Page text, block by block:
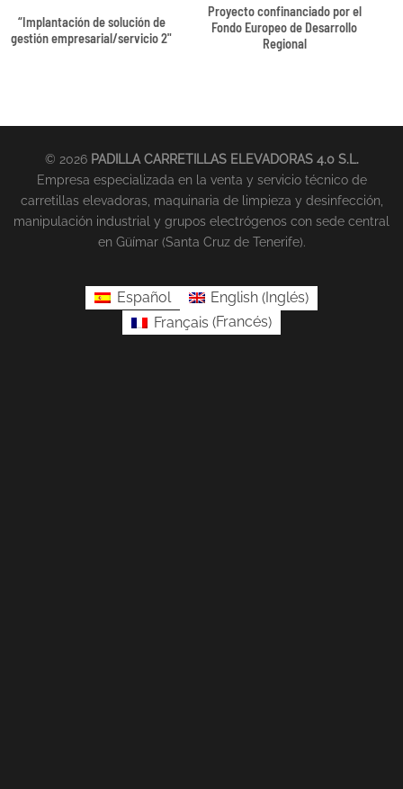
“Implantación de solución de
gestión empresarial/servicio 2"
Proyecto confinanciado por el
Fondo Europeo de Desarrollo
Regional
© 2026 PADILLA CARRETILLAS ELEVADORAS 4.0 S.L.
Empresa especializada en la venta y servicio técnico de
carretillas elevadoras, maquinaria de limpieza y desinfección,
manipulación industrial y grupos electrógenos con sede central
en Güímar (Santa Cruz de Tenerife).
Español English(Inglés)
Français (Francés)